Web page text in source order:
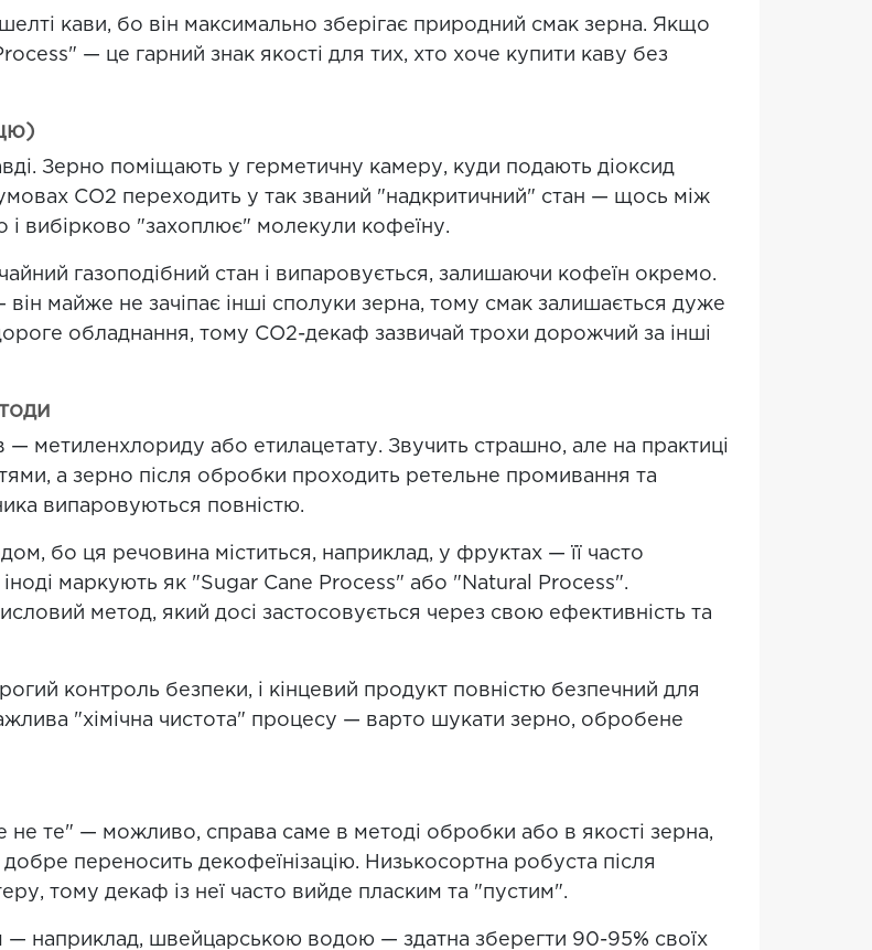
кави, бо він максимально зберігає природний смак зерна. Якщо
— це гарний знак якості для тих, хто хоче купити каву без
Зерно поміщають у герметичну камеру, куди подають діоксид
CO2 переходить у так званий "надкритичний" стан — щось між
і вибірково "захоплює" молекули кофеїну.
газоподібний стан і випаровується, залишаючи кофеїн окремо.
майже не зачіпає інші сполуки зерна, тому смак залишається дуже
обладнання, тому CO2-декаф зазвичай трохи дорожчий за інші
— метиленхлориду або етилацетату. Звучить страшно, але на практиці
а зерно після обробки проходить ретельне промивання та
випаровуються повністю.
бо ця речовина міститься, наприклад, у фруктах — її часто
маркують як "Sugar Cane Process" або "Natural Process".
метод, який досі застосовується через свою ефективність та
контроль безпеки, і кінцевий продукт повністю безпечний для
"хімічна чистота" процесу — варто шукати зерно, обробене
те" — можливо, справа саме в методі обробки або в якості зерна,
переносить декофеїнізацію. Низькосортна робуста після
тому декаф із неї часто вийде пласким та "пустим".
— наприклад, швейцарською водою — здатна зберегти 90-95% своїх